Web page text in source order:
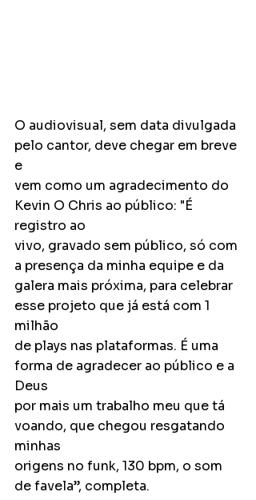
O audiovisual, sem data divulgada
pelo cantor, deve chegar em breve
e
vem como um agradecimento do
Kevin O Chris ao público: "É
registro ao
vivo, gravado sem público, só com
a presença da minha equipe e da
galera mais próxima, para celebrar
esse projeto que já está com 1
milhão
de plays nas plataformas. É uma
forma de agradecer ao público e a
Deus
por mais um trabalho meu que tá
voando, que chegou resgatando
minhas
origens no funk, 130 bpm, o som
de favela”, completa.